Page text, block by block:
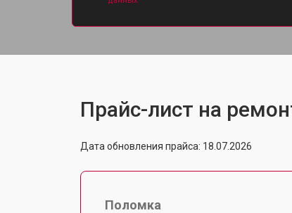
Прайс-лист на
Дата обновления прайса: 18.07.2026
Поломка